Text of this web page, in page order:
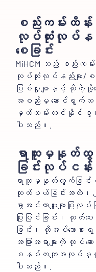
စည်းကမ်းထိန်း
လုပ်ထုံးလုပ်နည်
စေခြင်း
MiHCM သည် စည်းကမ်
လုပ်ထုံးလုပ်နည်းများ/
ပြစ်မှုများနှင့် ထိုကဲ့သို့သ
အစည်းမှ ဆောင်ရွက်သ
မှတ်တမ်းတင်နိုင်စွမ်း
ပါသည်။.
ရာထူးမှနုတ်ထွ
ခြင်းလုပ်င
ရာထူးမှနုတ်ထွက်ခြင်
ထုတ်ပယ်ခြင်းအထိ
ခွာအင်တာဗျူးများပ
ပြုပြင်ခြင်း၊ ထုတ်ပေးထ
ခြင်း၊ လိုအပ်သောစာရွ
အခြားအရာများကို လု
စနစ်တကျအလုပ်မှ
ပါသည်။.